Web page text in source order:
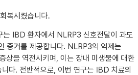
복시켰습니다.
는 IBD 환자에서 NLRP3 신호전달이 과도
증거를 제공합니다. NLRP3의 억제는
상을 역전시키며, 이는 장내 미생물에 대한
다. 전반적으로, 이번 연구는 IBD 치료의